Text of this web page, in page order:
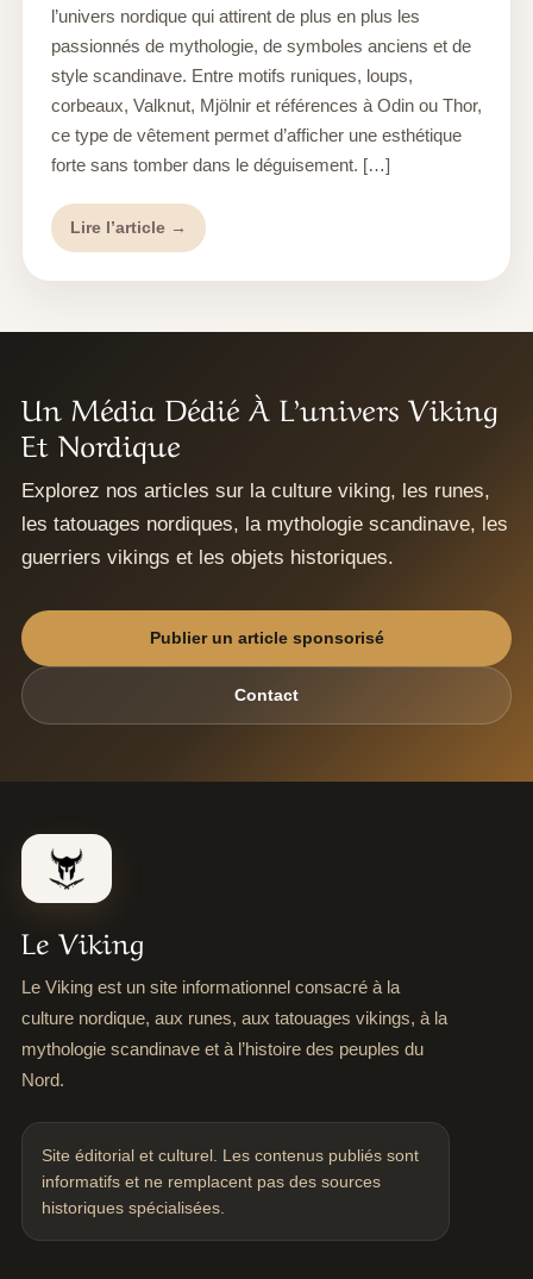
l’univers nordique qui attirent de plus en plus les
passionnés de mythologie, de symboles anciens et de
style scandinave. Entre motifs runiques, loups,
corbeaux, Valknut, Mjölnir et références à Odin ou Thor,
ce type de vêtement permet d’afficher une esthétique
forte sans tomber dans le déguisement. […]
Lire l’article →
Un Média Dédié À L’univers Viking
Et Nordique
Explorez nos articles sur la culture viking, les runes,
les tatouages nordiques, la mythologie scandinave, les
guerriers vikings et les objets historiques.
Publier un article sponsorisé
Contact
Le Viking
Le Viking est un site informationnel consacré à la
culture nordique, aux runes, aux tatouages vikings, à la
mythologie scandinave et à l’histoire des peuples du
Nord.
Site éditorial et culturel. Les contenus publiés sont
informatifs et ne remplacent pas des sources
historiques spécialisées.